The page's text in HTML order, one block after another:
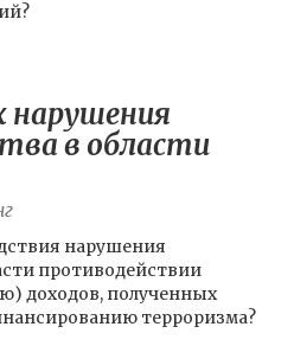
нарушения
в области
нарушения
противодействии
доходов, полученных
терроризма?